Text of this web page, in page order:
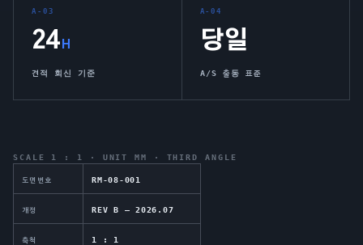
A-03
24 H
견적 회신 기준
A-04
당일
A/S 출동 표준
SCALE 1 : 1 · UNIT MM · THIRD ANGLE
도면번호 RM-08-001
개정 REV B — 2026.07
축척 1 : 1